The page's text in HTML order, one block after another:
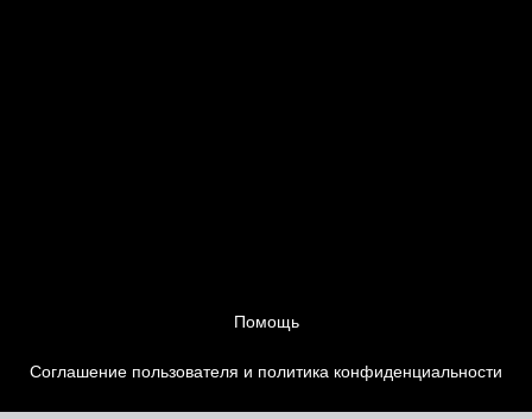
Помощь
Соглашение пользователя и политика конфиденциальности